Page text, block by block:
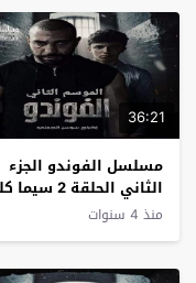
36:21
مسلسل الفوندو الجزء
الثاني الحلقة 2 سيما كلوب
منذ 4 سنوات